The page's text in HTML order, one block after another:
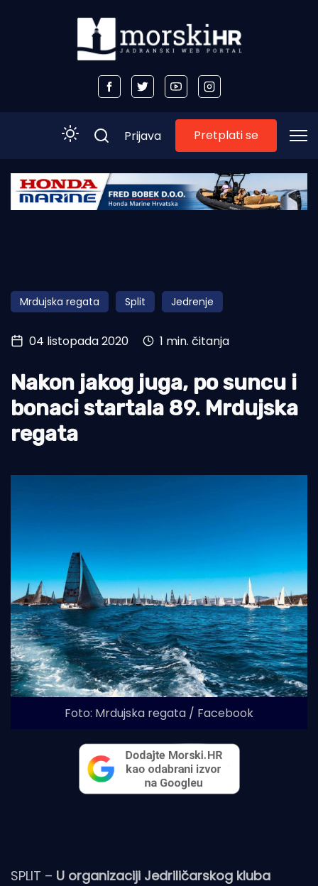
Početna
Obala
Otoci
Turizam i nautika
Pomorstvo
Ribolov
Ekologija
Prijava Pretplati se
Mrdujska regata Split Jedrenje
04 listopada 2020 1 min. čitanja
Nakon jakog juga, po suncu i
bonaci startala 89. Mrdujska
regata
Foto: Mrdujska regata / Facebook
SPLIT – U organizaciji Jedriličarskog kluba